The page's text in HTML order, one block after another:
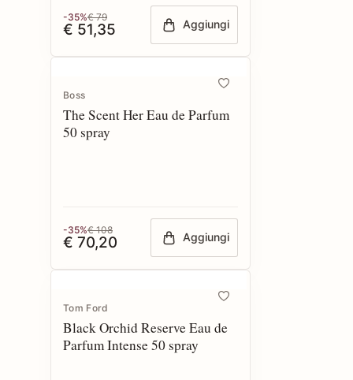
-35%€ 79
€ 51,35 Aggiungi
Boss
The Scent Her Eau de Parfum
50 spray
-35%€ 108
€ 70,20 Aggiungi
Tom Ford
Black Orchid Reserve Eau de
Parfum Intense 50 spray